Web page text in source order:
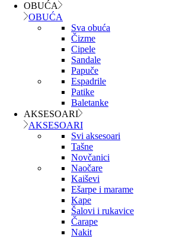
OBUĆA
OBUĆA
Sva obuća
Čizme
Cipele
Sandale
Papuče
Espadrile
Patike
Baletanke
AKSESOARI
AKSESOARI
Svi aksesoari
Tašne
Novčanici
Naočare
Kaiševi
Ešarpe i marame
Kape
Šalovi i rukavice
Čarape
Nakit